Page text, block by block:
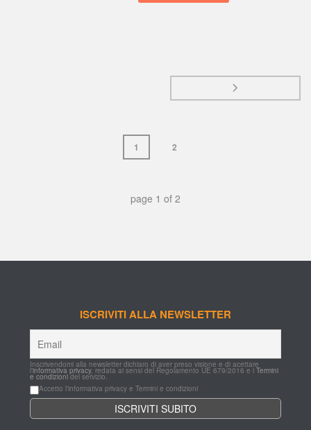
1 2
page 1 of 2
ISCRIVITI ALLA NEWSLETTER
Inscrivendomi alla newsletter dichiaro di aver preso visione e di acettare
l'informativa privacy, redata ai sensi del Regolamento UE 679/2016 e i Termini
e condizioni del servizio.
Accetto l'informativa privacy e Termini e condizioni